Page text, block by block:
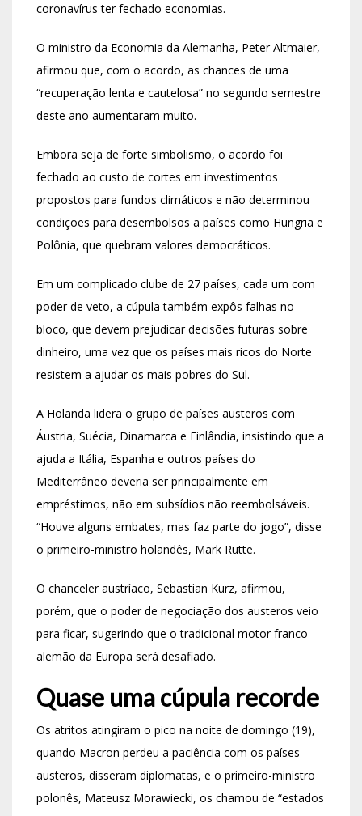
coronavírus ter fechado economias.
O ministro da Economia da Alemanha, Peter Altmaier,
afirmou que, com o acordo, as chances de uma
“recuperação lenta e cautelosa” no segundo semestre
deste ano aumentaram muito.
Embora seja de forte simbolismo, o acordo foi
fechado ao custo de cortes em investimentos
propostos para fundos climáticos e não determinou
condições para desembolsos a países como Hungria e
Polônia, que quebram valores democráticos.
Em um complicado clube de 27 países, cada um com
poder de veto, a cúpula também expôs falhas no
bloco, que devem prejudicar decisões futuras sobre
dinheiro, uma vez que os países mais ricos do Norte
resistem a ajudar os mais pobres do Sul.
A Holanda lidera o grupo de países austeros com
Áustria, Suécia, Dinamarca e Finlândia, insistindo que a
ajuda a Itália, Espanha e outros países do
Mediterrâneo deveria ser principalmente em
empréstimos, não em subsídios não reembolsáveis.
“Houve alguns embates, mas faz parte do jogo”, disse
o primeiro-ministro holandês, Mark Rutte.
O chanceler austríaco, Sebastian Kurz, afirmou,
porém, que o poder de negociação dos austeros veio
para ficar, sugerindo que o tradicional motor franco-
alemão da Europa será desafiado.
Quase uma cúpula recorde
Os atritos atingiram o pico na noite de domingo (19),
quando Macron perdeu a paciência com os países
austeros, disseram diplomatas, e o primeiro-ministro
polonês, Mateusz Morawiecki, os chamou de “estados